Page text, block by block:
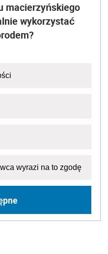
macierzyńskiego
wykorzystać
wyrazi na to zgodę